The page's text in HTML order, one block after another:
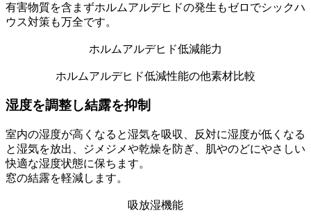
有害物質を含まずホルムアルデヒドの発生もゼロでシックハ
ウス対策も万全です。
ホルムアルデヒド低減能力
ホルムアルデヒド低減性能の他素材比較
湿度を調整し結露を抑制
室内の湿度が高くなると湿気を吸収、反対に湿度が低くなる
と湿気を放出、ジメジメや乾燥を防ぎ、肌やのどにやさしい
快適な湿度状態に保ちます。
窓の結露を軽減します。
吸放湿機能